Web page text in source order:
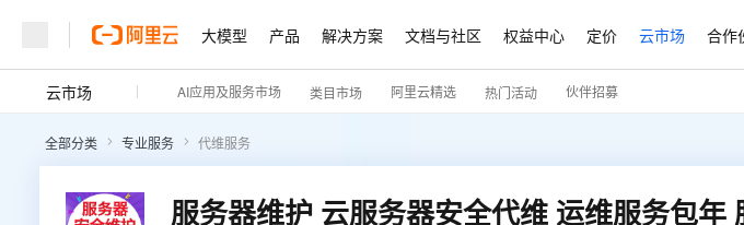
大模型 产品 解决方案 文档与社区 权益中心 定价 云市场 合作
云市场 AI应用及服务市场 类目市场 阿里云精选 热门活动 伙伴招募
全部分类 专业服务 代维服务